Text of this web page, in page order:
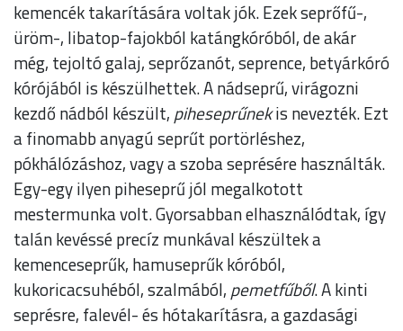
kemencék takarítására voltak jók. Ezek seprőfű-,
üröm-, libatop-fajokból katángkóróból, de akár
még, tejoltó galaj, seprőzanót, seprence, betyárkóró
kórójából is készülhettek. A nádseprű, virágozni
kezdő nádból készült, piheseprűnekis nevezték. Ezt
a finomabb anyagú seprűt portörléshez,
pókhálózáshoz, vagy a szoba seprésére használták.
Egy-egy ilyen piheseprű jól megalkotott
mestermunka volt. Gyorsabban elhasználódtak, így
talán kevéssé precíz munkával készültek a
kemenceseprűk, hamuseprűk kóróból,
kukoricacsuhéból, szalmából, pemetfűből. A kinti
seprésre, falevél- és hótakarításra, a gazdasági